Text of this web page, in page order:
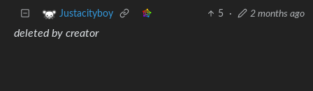
Justacityboy 5 · 2 months ago
deleted by creator